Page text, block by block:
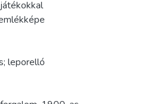
leporelló